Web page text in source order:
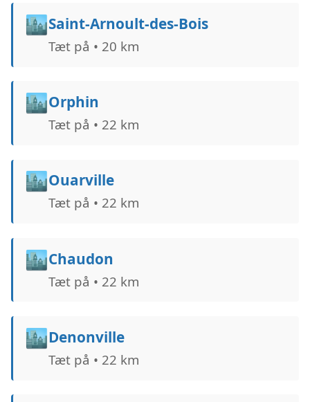
🏙️Saint-Arnoult-des-Bois
Tæt på • 20 km
🏙️Orphin
Tæt på • 22 km
🏙️Ouarville
Tæt på • 22 km
🏙️Chaudon
Tæt på • 22 km
🏙️Denonville
Tæt på • 22 km